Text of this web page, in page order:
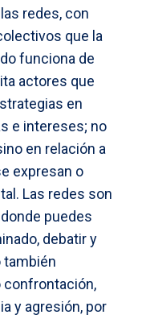
redes, con
que la
funciona de
actores que
en
e intereses; no
en relación a
expresan o
Las redes son
puedes
debatir y
también
y agresión, por